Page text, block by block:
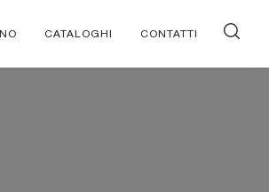
CATALOGHI CONTATTI